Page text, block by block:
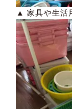
▲ 家具や生活